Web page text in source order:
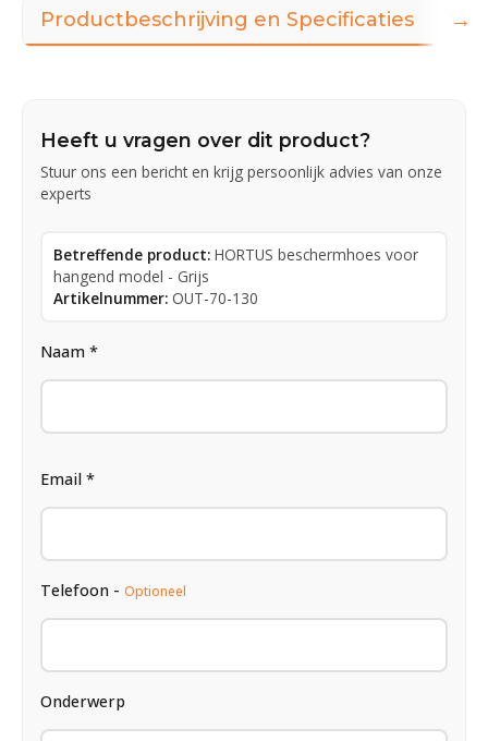
Productbeschrijving en Specificaties
Heeft u vragen over dit product?
Stuur ons een bericht en krijg persoonlijk advies van onze
experts
Betreffende product: HORTUS beschermhoes voor
hangend model - Grijs
Artikelnummer: OUT-70-130
Naam *
Email *
Telefoon - Optioneel
Onderwerp
→